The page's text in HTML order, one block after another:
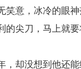
笑意，冰冷的眼
的尖刀，马上就
，却没想到他还